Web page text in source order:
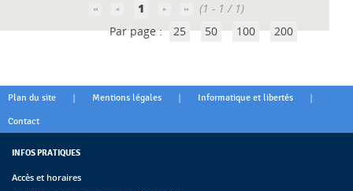
1
(1 - 1 / 1)
Par page : 25 50 100 200
Plan du site | Mentions légales | Informatique et libertés |
Contact
INFOS PRATIQUES
Accès et horaires